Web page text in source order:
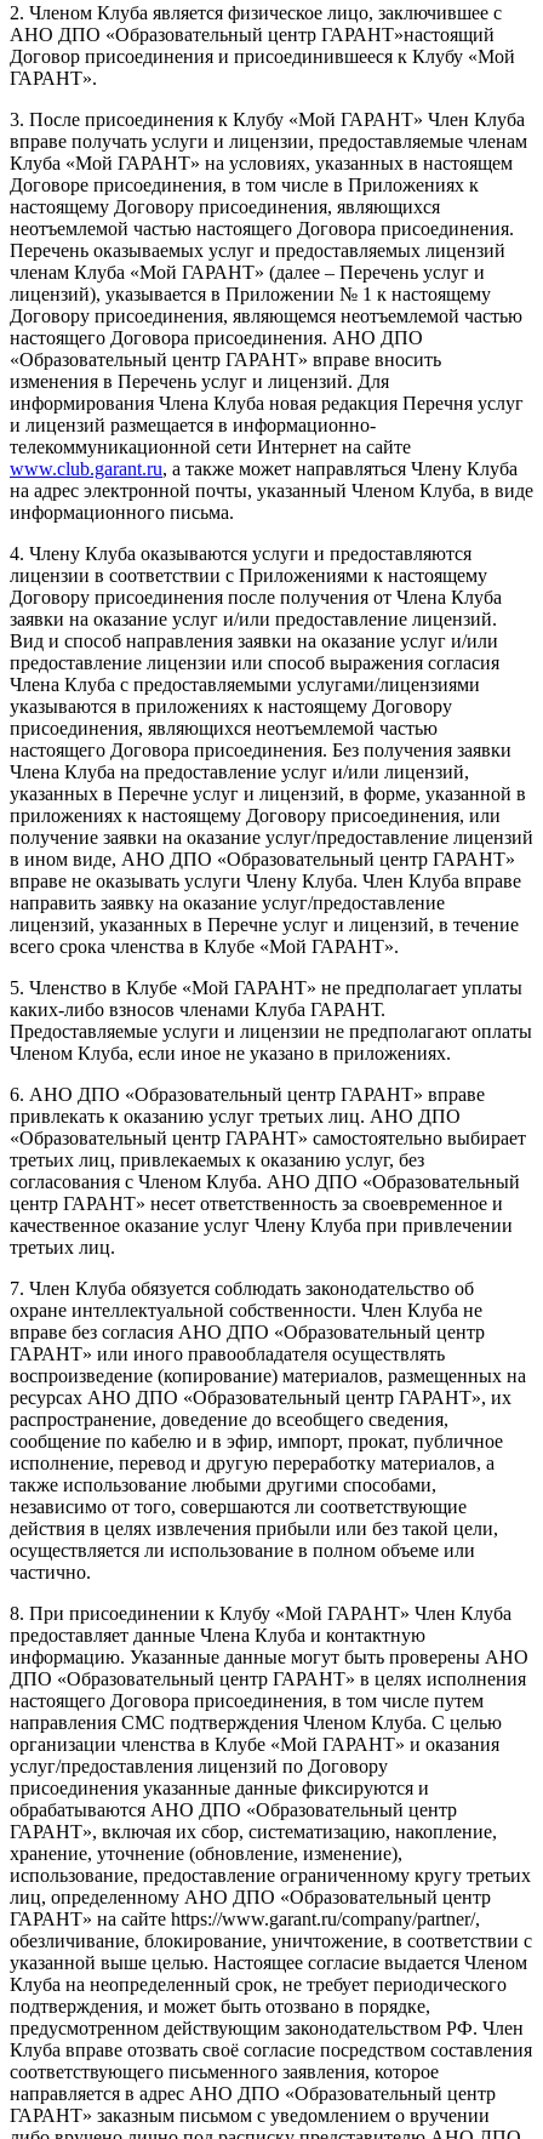
2. Членом Клуба является физическое лицо, заключившее с
АНО ДПО «Образовательный центр ГАРАНТ»настоящий
Договор присоединения и присоединившееся к Клубу «Мой
ГАРАНТ».
3. После присоединения к Клубу «Мой ГАРАНТ» Член Клуба
вправе получать услуги и лицензии, предоставляемые членам
Клуба «Мой ГАРАНТ» на условиях, указанных в настоящем
Договоре присоединения, в том числе в Приложениях к
настоящему Договору присоединения, являющихся
неотъемлемой частью настоящего Договора присоединения.
Перечень оказываемых услуг и предоставляемых лицензий
членам Клуба «Мой ГАРАНТ» (далее – Перечень услуг и
лицензий), указывается в Приложении № 1 к настоящему
Договору присоединения, являющемся неотъемлемой частью
настоящего Договора присоединения. АНО ДПО
«Образовательный центр ГАРАНТ» вправе вносить
изменения в Перечень услуг и лицензий. Для
информирования Члена Клуба новая редакция Перечня услуг
и лицензий размещается в информационно-
телекоммуникационной сети Интернет на сайте
www.club.garant.ru, а также может направляться Члену Клуба
на адрес электронной почты, указанный Членом Клуба, в виде
информационного письма.
4. Члену Клуба оказываются услуги и предоставляются
лицензии в соответствии с Приложениями к настоящему
Договору присоединения после получения от Члена Клуба
заявки на оказание услуг и/или предоставление лицензий.
Вид и способ направления заявки на оказание услуг и/или
предоставление лицензии или способ выражения согласия
Члена Клуба с предоставляемыми услугами/лицензиями
указываются в приложениях к настоящему Договору
присоединения, являющихся неотъемлемой частью
настоящего Договора присоединения. Без получения заявки
Члена Клуба на предоставление услуг и/или лицензий,
указанных в Перечне услуг и лицензий, в форме, указанной в
приложениях к настоящему Договору присоединения, или
получение заявки на оказание услуг/предоставление лицензий
в ином виде, АНО ДПО «Образовательный центр ГАРАНТ»
вправе не оказывать услуги Члену Клуба. Член Клуба вправе
направить заявку на оказание услуг/предоставление
лицензий, указанных в Перечне услуг и лицензий, в течение
всего срока членства в Клубе «Мой ГАРАНТ».
5. Членство в Клубе «Мой ГАРАНТ» не предполагает уплаты
каких-либо взносов членами Клуба ГАРАНТ.
Предоставляемые услуги и лицензии не предполагают оплаты
Членом Клуба, если иное не указано в приложениях.
6. АНО ДПО «Образовательный центр ГАРАНТ» вправе
привлекать к оказанию услуг третьих лиц. АНО ДПО
«Образовательный центр ГАРАНТ» самостоятельно выбирает
третьих лиц, привлекаемых к оказанию услуг, без
согласования с Членом Клуба. АНО ДПО «Образовательный
центр ГАРАНТ» несет ответственность за своевременное и
качественное оказание услуг Члену Клуба при привлечении
третьих лиц.
7. Член Клуба обязуется соблюдать законодательство об
охране интеллектуальной собственности. Член Клуба не
вправе без согласия АНО ДПО «Образовательный центр
ГАРАНТ» или иного правообладателя осуществлять
воспроизведение (копирование) материалов, размещенных на
ресурсах АНО ДПО «Образовательный центр ГАРАНТ», их
распространение, доведение до всеобщего сведения,
сообщение по кабелю и в эфир, импорт, прокат, публичное
исполнение, перевод и другую переработку материалов, а
также использование любыми другими способами,
независимо от того, совершаются ли соответствующие
действия в целях извлечения прибыли или без такой цели,
осуществляется ли использование в полном объеме или
частично.
8. При присоединении к Клубу «Мой ГАРАНТ» Член Клуба
предоставляет данные Члена Клуба и контактную
информацию. Указанные данные могут быть проверены АНО
ДПО «Образовательный центр ГАРАНТ» в целях исполнения
настоящего Договора присоединения, в том числе путем
направления СМС подтверждения Членом Клуба. С целью
организации членства в Клубе «Мой ГАРАНТ» и оказания
услуг/предоставления лицензий по Договору
присоединения указанные данные фиксируются и
обрабатываются АНО ДПО «Образовательный центр
ГАРАНТ», включая их сбор, систематизацию, накопление,
хранение, уточнение (обновление, изменение),
использование, предоставление ограниченному кругу третьих
лиц, определенному АНО ДПО «Образовательный центр
ГАРАНТ» на сайте https://www.garant.ru/company/partner/,
обезличивание, блокирование, уничтожение, в соответствии с
указанной выше целью. Настоящее согласие выдается Членом
Клуба на неопределенный срок, не требует периодического
подтверждения, и может быть отозвано в порядке,
предусмотренном действующим законодательством РФ. Член
Клуба вправе отозвать своё согласие посредством составления
соответствующего письменного заявления, которое
направляется в адрес АНО ДПО «Образовательный центр
ГАРАНТ» заказным письмом с уведомлением о вручении